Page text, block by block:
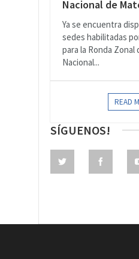
Nacional de
Ya se encuentra
sedes habilitadas
para la Ronda Zonal
Nacional...
READ
SÍGUENOS!